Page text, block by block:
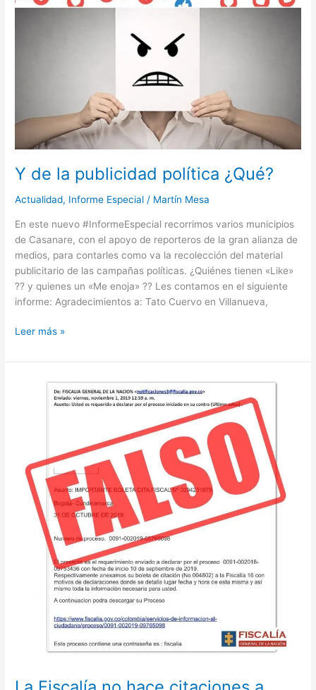
Y de la publicidad política ¿Qué?
Actualidad, Informe Especial / Martín Mesa
En este nuevo #InformeEspecial recorrimos varios municipios
de Casanare, con el apoyo de reporteros de la gran alianza de
medios, para contarles como va la recolección del material
publicitario de las campañas políticas. ¿Quiénes tienen «Like»
?? y quienes un «Me enoja» ?? Les contamos en el siguiente
informe: Agradecimientos a: Tato Cuervo en Villanueva,
Leer más »
través
correos
electrónicos